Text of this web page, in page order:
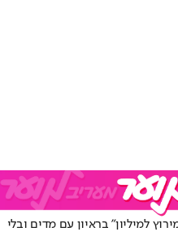
למיליון" בראיון עם מדים ובלי